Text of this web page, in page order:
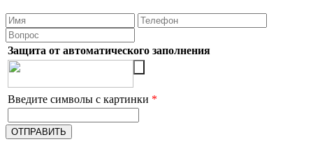
Защита от автоматического заполнения
Введите символы с картинки *